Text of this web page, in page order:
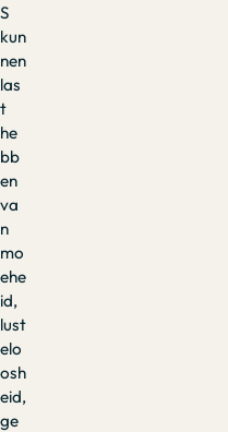
S
kun
nen
las
t
he
bb
en
va
n
mo
ehe
id,
lust
elo
osh
eid,
ge